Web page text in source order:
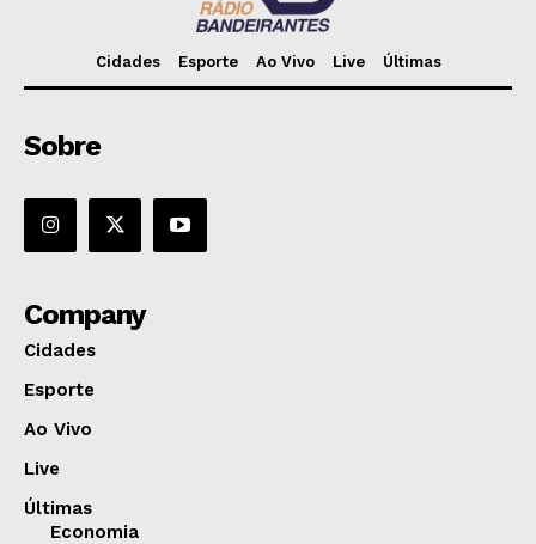
Cidades Esporte Ao Vivo Live Últimas
Sobre
Company
Cidades
Esporte
Ao Vivo
Live
Últimas
Economia